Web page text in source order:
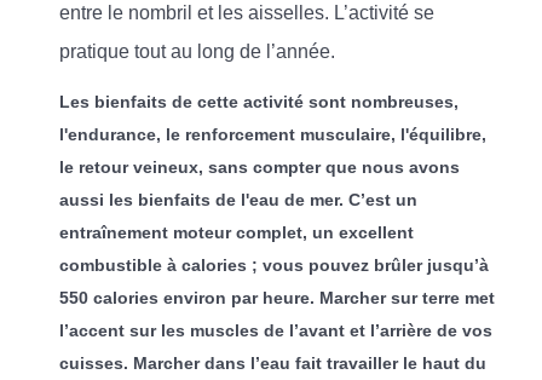
entre le nombril et les aisselles. L’activité se
pratique tout au long de l’année.
Les bienfaits de cette activité sont nombreuses,
l'endurance, le renforcement musculaire, l'équilibre,
le retour veineux, sans compter que nous avons
aussi les bienfaits de l'eau de mer. C’est un
entraînement moteur complet, un excellent
combustible à calories ; vous pouvez brûler jusqu’à
550 calories environ par heure. Marcher sur terre met
l’accent sur les muscles de l’avant et l’arrière de vos
cuisses. Marcher dans l’eau fait travailler le haut du